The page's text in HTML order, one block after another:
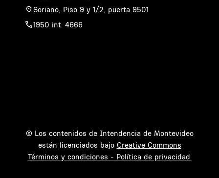
Soriano, Piso 9 y 1/2, puerta 9501
1950 int. 4666
© Los contenidos de Intendencia de Montevideo
están licenciados bajo Creative Commons
Términos y condiciones - Política de privacidad.